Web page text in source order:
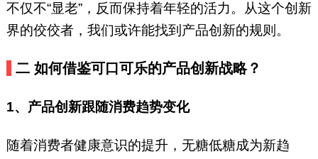
不仅不“显老”，反而保持着年轻的活力。从这个创新
界的佼佼者，我们或许能找到产品创新的规则。
二如何借鉴可口可乐的产品创新战略？
1、产品创新跟随消费趋势变化
随着消费者健康意识的提升，无糖低糖成为新趋